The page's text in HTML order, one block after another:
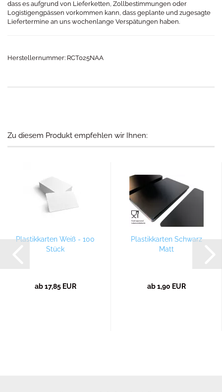
dass es aufgrund von Lieferketten, Zollbestimmungen oder
Logistigengpässen vorkommen kann, dass geplante und zugesagte
Liefertermine an uns wochenlange Verspätungen haben.
Herstellernummer: RCT025NAA
Zu diesem Produkt empfehlen wir Ihnen:
Plastikkarten Weiß - 100
Stück
ab 17,85 EUR
Plastikkarten Schwarz
Matt
ab 1,90 EUR